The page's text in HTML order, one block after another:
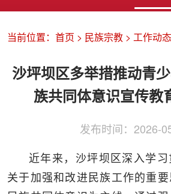
侨务工作 区县动态 统战
当前位置： 首页 > 民族宗教 > 工作动态
沙坪坝区多举措推动青
族共同体意识宣传教
发布时间： 2026-
近年来，沙坪坝区深入学
关于加强和改进民族工作的重